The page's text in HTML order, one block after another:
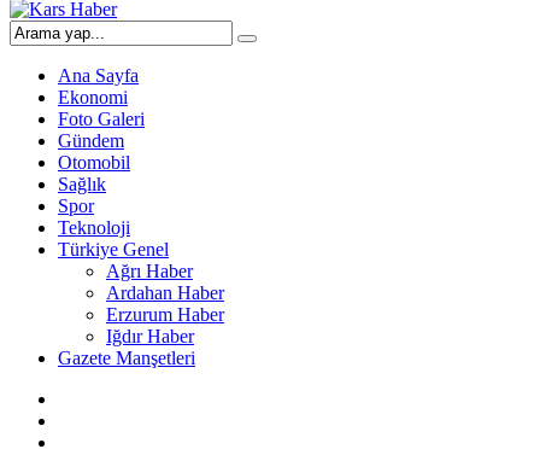
Ana Sayfa
Ekonomi
Foto Galeri
Gündem
Otomobil
Sağlık
Spor
Teknoloji
Türkiye Genel
Ağrı Haber
Ardahan Haber
Erzurum Haber
Iğdır Haber
Gazete Manşetleri